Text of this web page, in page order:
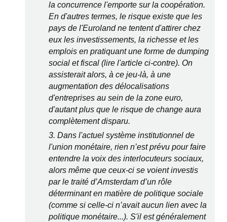
la concurrence l'emporte sur la coopération.
En d'autres termes, le risque existe que les
pays de l'Euroland ne tentent d'attirer chez
eux les investissements, la richesse et les
emplois en pratiquant une forme de dumping
social et fiscal (lire l'article ci-contre). On
assisterait alors, à ce jeu-là, à une
augmentation des délocalisations
d'entreprises au sein de la zone euro,
d'autant plus que le risque de change aura
complètement disparu.
3. Dans l'actuel système institutionnel de
l'union monétaire, rien n’est prévu pour faire
entendre la voix des interlocuteurs sociaux,
alors même que ceux-ci se voient investis
par le traité d’Amsterdam d’un rôle
déterminant en matière de politique sociale
(comme si celle-ci n’avait aucun lien avec la
politique monétaire...). S'il est généralement